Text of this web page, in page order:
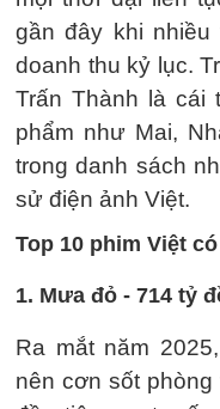
gần đây khi
doanh thu kỷ lục.
Trấn Thành là cái
phẩm như Mai,
trong danh sách
sử điện ảnh Việt.
Top 10 phim Việt
1. Mưa đỏ - 714 tỷ
Ra mắt năm
nên cơn sốt